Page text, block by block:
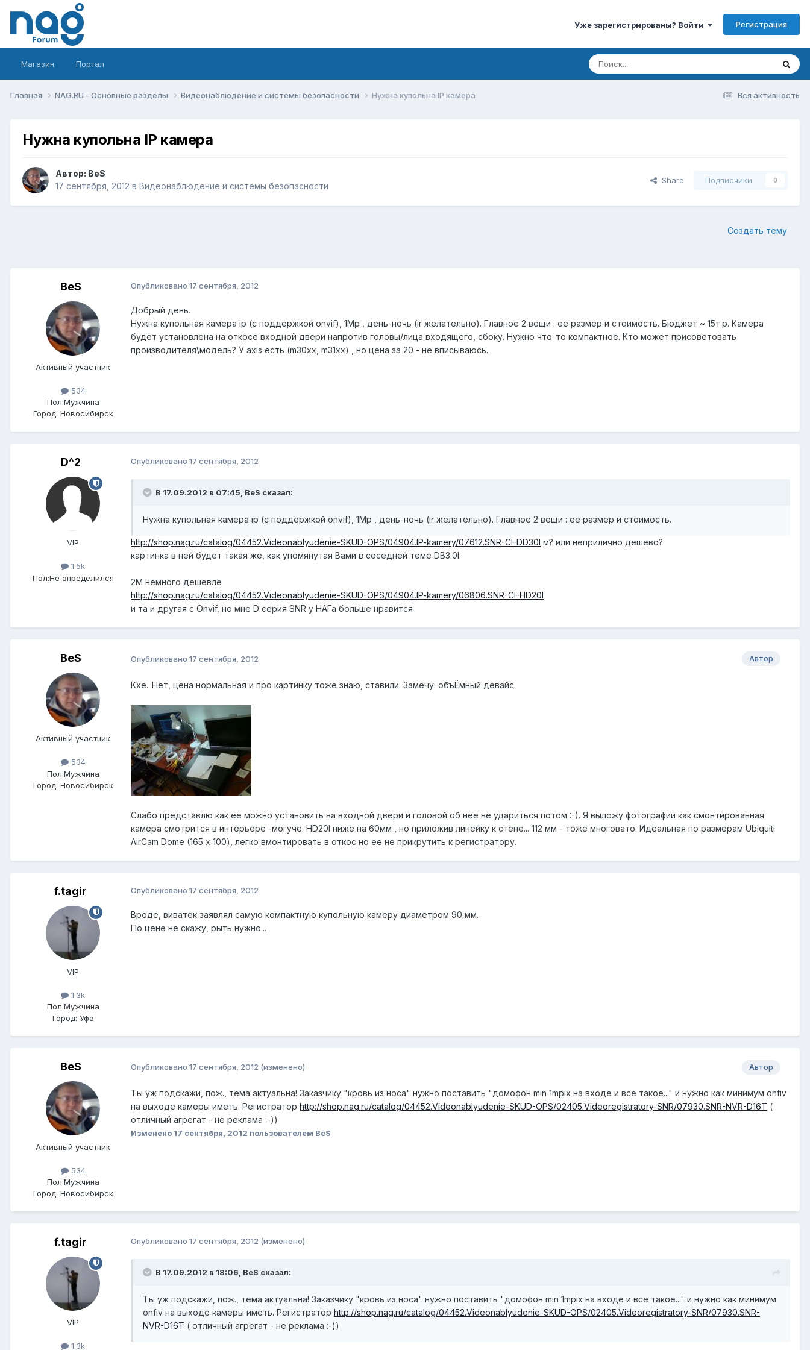
Уже зарегистрированы? Войти Регистрация
Магазин Портал
Вся активность
Главная NAG.RU - Основные разделы Видеонаблюдение и системы безопасности Нужна купольна IP камера
Нужна купольна IP камера
Автор: BeS
17 сентября, 2012 в Видеонаблюдение и системы безопасности
Share Подписчики 0
Создать тему
BeS
Активный участник
534
Пол:Мужчина
Город: Новосибирск
Опубликовано 17 сентября, 2012
Добрый день.
Нужна купольная камера ip (с поддержкой onvif), 1Мр , день-ночь (ir желательно). Главное 2 вещи : ее размер и стоимость. Бюджет ~ 15т.р. Камера
будет установлена на откосе входной двери напротив головы/лица входящего, сбоку. Нужно что-то компактное. Кто может присоветовать
производителя\модель? У axis есть (m30xx, m31xx) , но цена за 20 - не вписываюсь.
D^2
VIP
1.5k
Пол:Не определился
Опубликовано 17 сентября, 2012
В 17.09.2012 в 07:45, BeS сказал:
Нужна купольная камера ip (с поддержкой onvif), 1Мр , день-ночь (ir желательно). Главное 2 вещи : ее размер и стоимость.
http://shop.nag.ru/catalog/04452.Videonablyudenie-SKUD-OPS/04904.IP-kamery/07612.SNR-CI-DD30I м? или неприлично дешево?
картинка в ней будет такая же, как упомянутая Вами в соседней теме DB3.0I.
2M немного дешевле
http://shop.nag.ru/catalog/04452.Videonablyudenie-SKUD-OPS/04904.IP-kamery/06806.SNR-CI-HD20I
и та и другая с Onvif, но мне D серия SNR у НАГа больше нравится
BeS
Активный участник
534
Пол:Мужчина
Город: Новосибирск
Автор
Опубликовано 17 сентября, 2012
Кхе...Нет, цена нормальная и про картинку тоже знаю, ставили. Замечу: объЁмный девайс.
Слабо представлю как ее можно установить на входной двери и головой об нее не удариться потом :-). Я выложу фотографии как смонтированная
камера смотрится в интерьере -могуче. HD20I ниже на 60мм , но приложив линейку к стене... 112 мм - тоже многовато. Идеальная по размерам Ubiquiti
AirCam Dome (165 х 100), легко вмонтировать в откос но ее не прикрутить к регистратору.
f.tagir
VIP
1.3k
Пол:Мужчина
Город: Уфа
Опубликовано 17 сентября, 2012
Вроде, виватек заявлял самую компактную купольную камеру диаметром 90 мм.
По цене не скажу, рыть нужно...
BeS
Активный участник
534
Пол:Мужчина
Город: Новосибирск
Автор
Опубликовано 17 сентября, 2012 (изменено)
Ты уж подскажи, пож., тема актуальна! Заказчику "кровь из носа" нужно поставить "домофон min 1mpix на входе и все такое..." и нужно как минимум onfiv
на выходе камеры иметь. Регистратор http://shop.nag.ru/catalog/04452.Videonablyudenie-SKUD-OPS/02405.Videoregistratory-SNR/07930.SNR-NVR-D16T (
отличный агрегат - не реклама :-))
Изменено 17 сентября, 2012 пользователем BeS
f.tagir
VIP
1.3k
Опубликовано 17 сентября, 2012 (изменено)
В 17.09.2012 в 18:06, BeS сказал:
Ты уж подскажи, пож., тема актуальна! Заказчику "кровь из носа" нужно поставить "домофон min 1mpix на входе и все такое..." и нужно как минимум
onfiv на выходе камеры иметь. Регистратор http://shop.nag.ru/catalog/04452.Videonablyudenie-SKUD-OPS/02405.Videoregistratory-SNR/07930.SNR-
NVR-D16T ( отличный агрегат - не реклама :-))